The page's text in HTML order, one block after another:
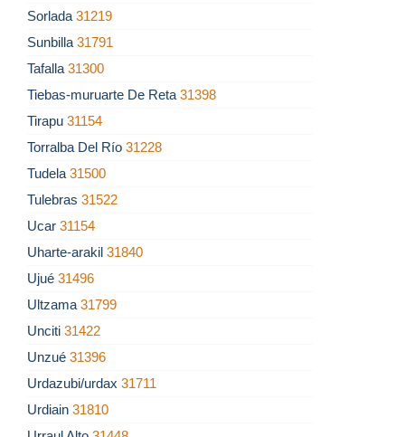
Sorlada 31219
Sunbilla 31791
Tafalla 31300
Tiebas-muruarte De Reta 31398
Tirapu 31154
Torralba Del Río 31228
Tudela 31500
Tulebras 31522
Ucar 31154
Uharte-arakil 31840
Ujué 31496
Ultzama 31799
Unciti 31422
Unzué 31396
Urdazubi/urdax 31711
Urdiain 31810